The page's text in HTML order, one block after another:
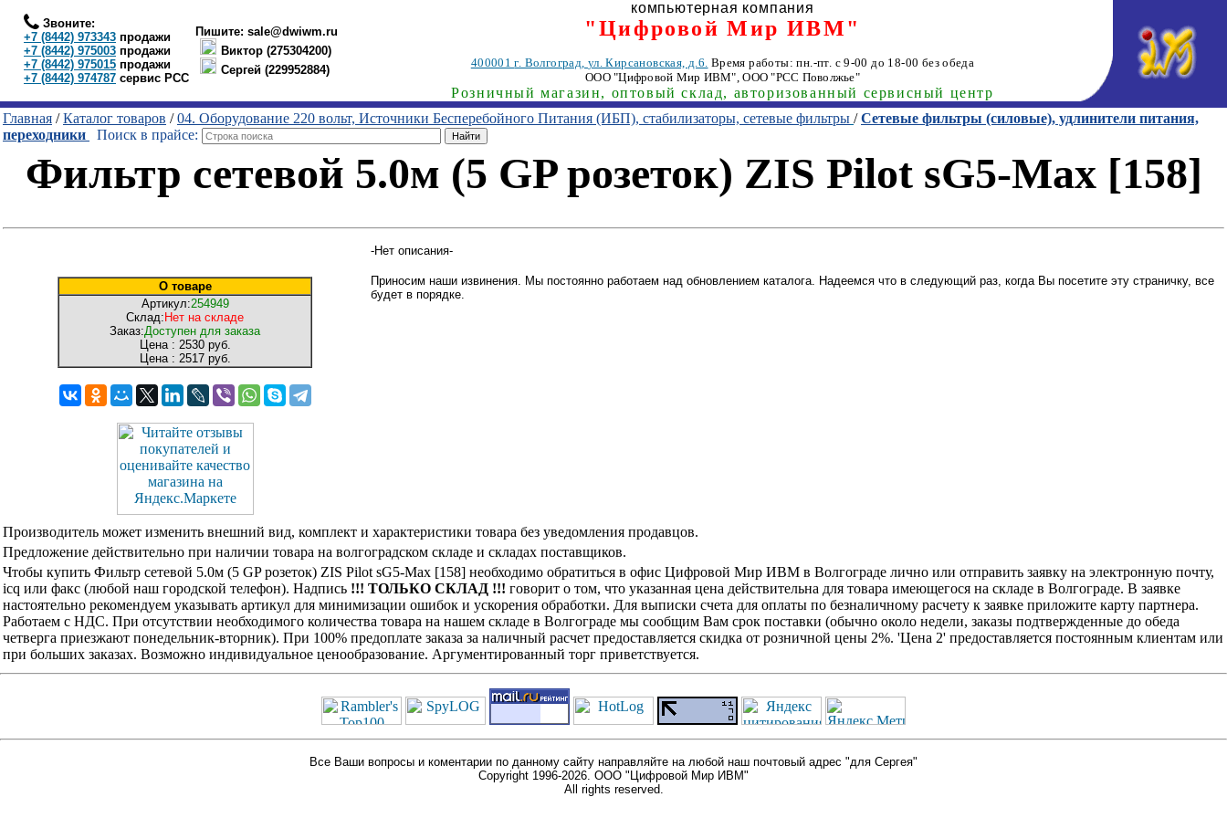
Звоните:
+7 (8442) 973343 продажи
+7 (8442) 975003 продажи
+7 (8442) 975015 продажи
+7 (8442) 974787 сервис РСС
Пишите: sale@dwiwm.ru
Виктор (275304200)
Сергей (229952884)
компьютерная компания
"Цифровой Мир ИВМ"
400001г. Волгоград, ул. Кирсановская, д.6. Время работы: пн.-пт. с 9-00 до 18-00 без обеда
ООО "Цифровой Мир ИВМ", ООО "РСС Поволжье"
Розничный магазин, оптовый склад, авторизованный сервисный центр
Главная /Каталог товаров /04. Оборудование 220 вольт, Источники Бесперебойного Питания (ИБП), стабилизаторы, сетевые фильтры /Сетевые фильтры (силовые), удлинители питания,
переходники
Поиск в прайсе:
Фильтр сетевой 5.0м (5 GP розеток) ZIS Pilot sG5-Max [158]
О товаре
Артикул:254949
Склад: Нет на складе
Заказ:Доступен для заказа
Цена : 2530 руб.
Цена : 2517 руб.
-Нет описания-
Приносим наши извинения. Мы постоянно работаем над обновлением каталога. Надеемся что в следующий раз, когда Вы посетите эту страничку, все
будет в порядке.
Производитель может изменить внешний вид, комплект и характеристики товара без уведомления продавцов.
Предложение действительно при наличии товара на волгоградском складе и складах поставщиков.
Чтобы купить Фильтр сетевой 5.0м (5 GP розеток) ZIS Pilot sG5-Max [158] необходимо обратиться в офис Цифровой Мир ИВМ в Волгограде лично или отправить заявку на электронную почту,
icq или факс (любой наш городской телефон). Надпись !!! ТОЛЬКО СКЛАД !!! говорит о том, что указанная цена действительна для товара имеющегося на складе в Волгограде. В заявке
настоятельно рекомендуем указывать артикул для минимизации ошибок и ускорения обработки. Для выписки счета для оплаты по безналичному расчету к заявке приложите карту партнера.
Работаем с НДС. При отсутствии необходимого количества товара на нашем складе в Волгограде мы сообщим Вам срок поставки (обычно около недели, заказы подтвержденные до обеда
четверга приезжают понедельник-вторник). При 100% предоплате заказа за наличный расчет предоставляется скидка от розничной цены 2%. 'Цена 2' предоставляется постоянным клиентам или
при больших заказах. Возможно индивидуальное ценообразование. Аргументированный торг приветствуется.
Все Ваши вопросы и коментарии по данному сайту направляйте на любой наш почтовый адрес "для Сергея"
Copyright 1996-2026. ООО "Цифровой Мир ИВМ"
All rights reserved.